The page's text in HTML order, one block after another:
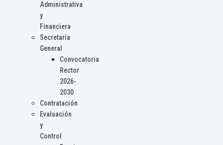
Administrativa
y
Financiera
Secretaría
General
Convocatoria
Rector
2026-
2030
Contratación
Evaluación
y
Control